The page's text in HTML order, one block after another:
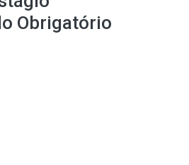
Obrigatório